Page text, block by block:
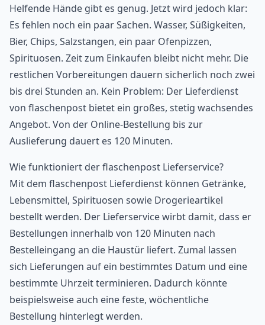
Helfende Hände gibt es genug. Jetzt wird jedoch klar:
Es fehlen noch ein paar Sachen. Wasser, Süßigkeiten,
Bier, Chips, Salzstangen, ein paar Ofenpizzen,
Spirituosen. Zeit zum Einkaufen bleibt nicht mehr. Die
restlichen Vorbereitungen dauern sicherlich noch zwei
bis drei Stunden an. Kein Problem: Der Lieferdienst
von flaschenpost bietet ein großes, stetig wachsendes
Angebot. Von der Online-Bestellung bis zur
Auslieferung dauert es 120 Minuten.
Wie funktioniert der flaschenpost Lieferservice?
Mit dem flaschenpost Lieferdienst können Getränke,
Lebensmittel, Spirituosen sowie Drogerieartikel
bestellt werden. Der Lieferservice wirbt damit, dass er
Bestellungen innerhalb von 120 Minuten nach
Bestelleingang an die Haustür liefert. Zumal lassen
sich Lieferungen auf ein bestimmtes Datum und eine
bestimmte Uhrzeit terminieren. Dadurch könnte
beispielsweise auch eine feste, wöchentliche
Bestellung hinterlegt werden.